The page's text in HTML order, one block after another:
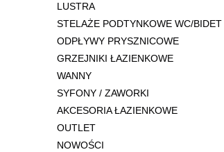
LUSTRA
STELAŻE PODTYNKOWE WC/BIDET
ODPŁYWY PRYSZNICOWE
GRZEJNIKI ŁAZIENKOWE
WANNY
SYFONY / ZAWORKI
AKCESORIA ŁAZIENKOWE
OUTLET
NOWOŚCI